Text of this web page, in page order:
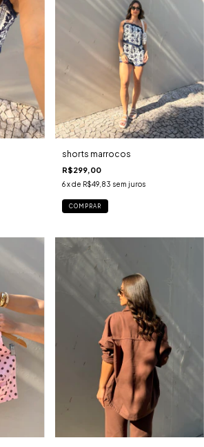
shorts marrocos
R$299,00
6 x de R$49,83 sem juros
COMPRAR